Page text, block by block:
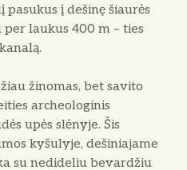
į dešinę šiaurės
laukus 400 m – ties
žinomas, bet savito
archeologinis
upės slėnyje. Šis
kyšulyje, dešiniajame
su nedideliu bevardžiu